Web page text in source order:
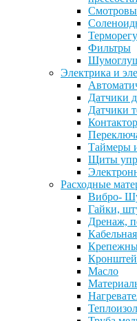
Фильтры
Электрика и
Датчики
Датчики
Таймеры
Щиты
Расходные
Вибро-
Гайки,
Дренаж,
Масло